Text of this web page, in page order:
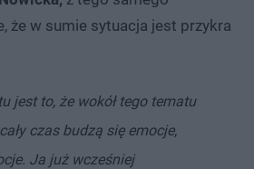
że w sumie sytuacja jest przykra
jest to, że wokół tego tematu
czas budzą się emocje,
Ja już wcześniej